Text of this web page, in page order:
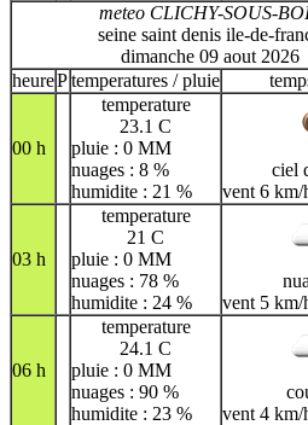
meteo CLICHY-SOUS-
seine saint denis ile-de-
dimanche 09 aout 2026
heurePtemperatures / pluie
00 h
temperature
23.1 C
pluie : 0 MM
nuages : 8 %
humidite : 21 %
ciel
vent 6
03 h
temperature
21 C
pluie : 0 MM
nuages : 78 %
humidite : 24 %
vent 5 km/
06 h
temperature
24.1 C
pluie : 0 MM
nuages : 90 %
humidite : 23 %
vent 4 km/